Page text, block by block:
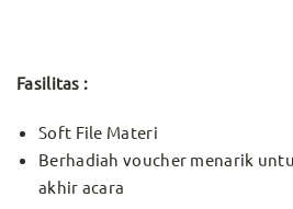
Fasilitas :
Soft File Materi
Berhadiah voucher menarik
akhir acara